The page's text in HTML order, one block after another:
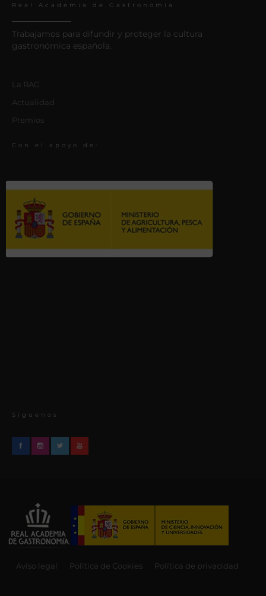
Real Academia de Gastronomía
Trabajamos para difundir y proteger la cultura
gastronómica española.
La RAG
Actualidad
Premios
Con el apoyo de:
Síguenos
Aviso legal Política de Cookies Política de privacidad